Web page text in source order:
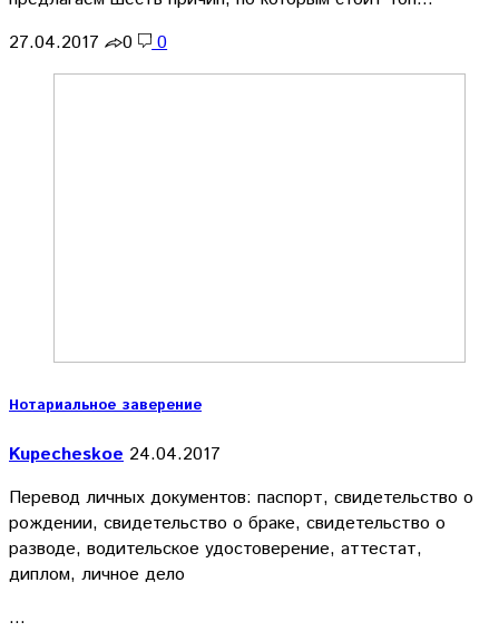
27.04.2017
0 0
Нотариальное заверение
Kupecheskoe 24.04.2017
Перевод личных документов: паспорт, свидетельство о
рождении, свидетельство о браке, свидетельство о
разводе, водительское удостоверение, аттестат,
диплом, личное дело
…